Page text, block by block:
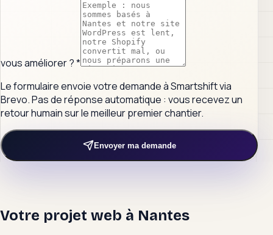
vous améliorer ?*
Le formulaire envoie votre demande à Smartshift via
Brevo. Pas de réponse automatique : vous recevez un
retour humain sur le meilleur premier chantier.
Envoyer ma demande
Votre projet web à Nantes